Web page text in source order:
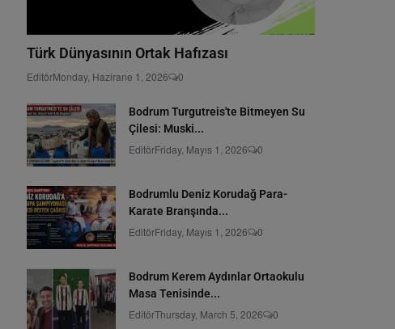
Türk Dünyasının Ortak Hafızası
EditörMonday, Hazirane 1, 2026 0
Bodrum Turgutreis'te Bitmeyen Su
Çilesi: Muski...
EditörFriday, Mayıs 1, 2026 0
Bodrumlu Deniz Korudağ Para-
Karate Branşında...
EditörFriday, Mayıs 1, 2026 0
Bodrum Kerem Aydınlar Ortaokulu
Masa Tenisinde...
EditörThursday, March 5, 2026 0